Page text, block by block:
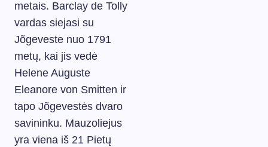
metais. Barclay de Tolly
vardas siejasi su
Jõgeveste nuo 1791
metų, kai jis vedė
Helene Auguste
Eleanore von Smitten ir
tapo Jõgevestės dvaro
savininku. Mauzoliejus
yra viena iš 21 Pietų